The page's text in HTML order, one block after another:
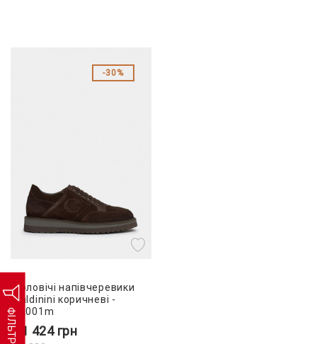
ФІЛЬТР
30%
Чоловічі напівчеревики
Baldinini коричневі -
BL001m
11 424грн